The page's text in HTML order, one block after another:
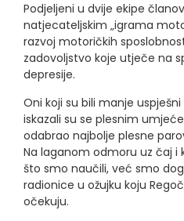
Podjeljeni u dvije ekipe
natjecateljskim „igrama
razvoj motoričkih
zadovoljstvo koje utječe na
depresije.
Oni koji su bili manje
iskazali su se plesnim
odabrao najbolje plesne
Na laganom odmoru uz čaj i
što smo naučili, već smo
radionice u ožujku koju
očekuju.